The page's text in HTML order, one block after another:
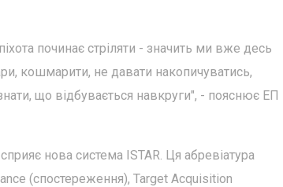
починає стріляти - значить ми вже десь
кошмарити, не давати накопичуватись,
що відбувається навкруги", - пояснює ЕП
нова система ISTAR. Ця абревіатура
(спостереження), Target Acquisition